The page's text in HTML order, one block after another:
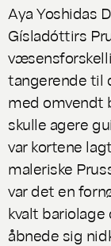
Aya Yoshidas
Gísladóttirs
tangerende til
med omvendt
skulle agere
var kortene
maleriske
var det en
kvalt
åbnede sig